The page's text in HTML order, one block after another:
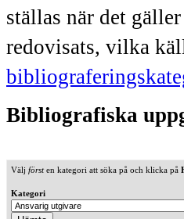
ställas när det
redovisats, vilka
Bibliografiska
Välj försten kategori att söka på och klicka på
Kategori